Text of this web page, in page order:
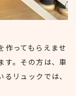
作ってもらえませ
す。その方は、車
リュックでは、